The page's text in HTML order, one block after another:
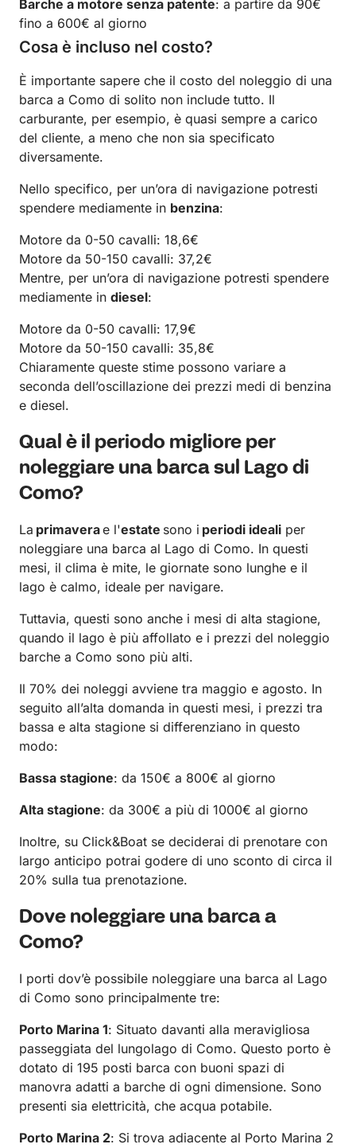
Barche a motore senza patente: a partire da 90€
fino a 600€ al giorno
Cosa è incluso nel costo?
È importante sapere che il costo del noleggio di una
barca a Como di solito non include tutto. Il
carburante, per esempio, è quasi sempre a carico
del cliente, a meno che non sia specificato
diversamente.
Nello specifico, per un’ora di navigazione potresti
spendere mediamente in benzina:
Motore da 0-50 cavalli: 18,6€
Motore da 50-150 cavalli: 37,2€
Mentre, per un’ora di navigazione potresti spendere
mediamente in diesel:
Motore da 0-50 cavalli: 17,9€
Motore da 50-150 cavalli: 35,8€
Chiaramente queste stime possono variare a
seconda dell’oscillazione dei prezzi medi di benzina
e diesel.
Qual è il periodo migliore per
noleggiare una barca sul Lago di
Como?
La primaverae l'estate sono i periodi ideali per
noleggiare una barca al Lago di Como. In questi
mesi, il clima è mite, le giornate sono lunghe e il
lago è calmo, ideale per navigare.
Tuttavia, questi sono anche i mesi di alta stagione,
quando il lago è più affollato e i prezzi del noleggio
barche a Como sono più alti.
Il 70% dei noleggi avviene tra maggio e agosto. In
seguito all’alta domanda in questi mesi, i prezzi tra
bassa e alta stagione si differenziano in questo
modo:
Bassa stagione: da 150€ a 800€ al giorno
Alta stagione: da 300€ a più di 1000€ al giorno
Inoltre, su Click&Boat se deciderai di prenotare con
largo anticipo potrai godere di uno sconto di circa il
20% sulla tua prenotazione.
Dove noleggiare una barca a
Como?
I porti dov’è possibile noleggiare una barca al Lago
di Como sono principalmente tre:
Porto Marina 1: Situato davanti alla meravigliosa
passeggiata del lungolago di Como. Questo porto è
dotato di 195 posti barca con buoni spazi di
manovra adatti a barche di ogni dimensione. Sono
presenti sia elettricità, che acqua potabile.
Porto Marina 2: Si trova adiacente al Porto Marina 2